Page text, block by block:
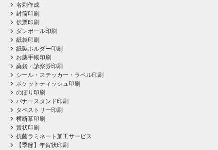
名刺作成
封筒印刷
伝票印刷
ダンボール印刷
紙袋印刷
紙製ホルダー印刷
お薬手帳印刷
薬袋・診察券印刷
シール・ステッカー・ラベル印刷
ポケットティッシュ印刷
のぼり印刷
バナースタンド印刷
タペストリー印刷
横断幕印刷
賞状印刷
抗菌ラミネート加工サービス
【季節】年賀状印刷